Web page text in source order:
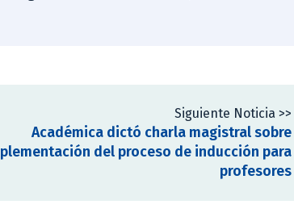
Siguiente Noticia >>
Académica dictó charla magistral sobre
del proceso de inducción para
profesores